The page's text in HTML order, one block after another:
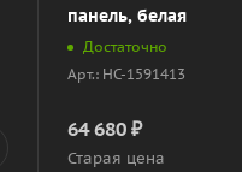
панель, белая
Достаточно
Арт.: НС-1591413
64 680 ₽
Старая цена